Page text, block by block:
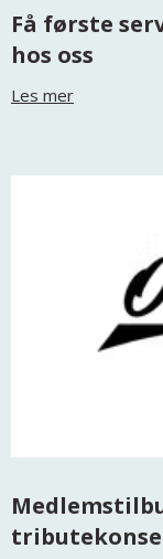
Få første
hos oss
Les mer